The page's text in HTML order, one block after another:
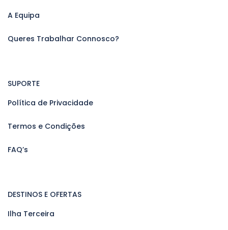
A Equipa
Queres Trabalhar Connosco?
SUPORTE
Política de Privacidade
Termos e Condições
FAQ’s
DESTINOS E OFERTAS
Ilha Terceira